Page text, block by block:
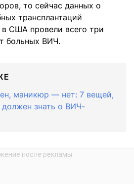
то сейчас данных о
трансплантаций
в США провели всего три
больных ВИЧ.
маникюр — нет: 7 вещей,
знать о ВИЧ-